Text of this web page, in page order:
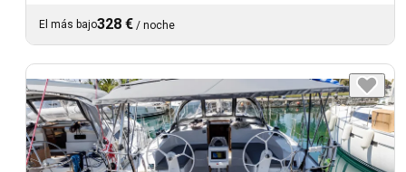
El más bajo328 € / noche